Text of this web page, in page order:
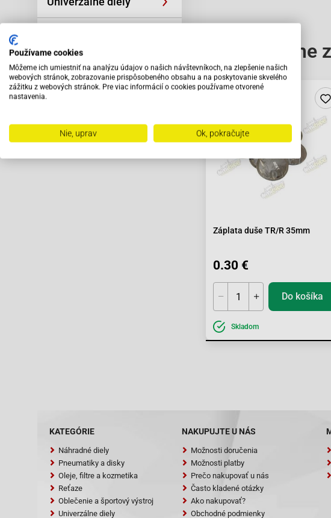
Príslušenstvo
Záplata duše TR/R 35mm
0.30 €
Do košíka
Skladom
KATEGÓRIE
Náhradné diely
Pneumatiky a disky
Oleje, filtre a kozmetika
Reťaze
Oblečenie a športový výstroj
Univerzálne diely
NAKUPUJTE U NÁS
Možnosti doručenia
Možnosti platby
Prečo nakupovať u nás
Často kladené otázky
Ako nakupovať?
Obchodné podmienky
Používame cookies
Môžeme ich umiestniť na analýzu údajov o našich návštevníkoch, na zlepšenie našich
webových stránok, zobrazovanie prispôsobeného obsahu a na poskytovanie skvelého
zážitku z webových stránok. Pre viac informácií o cookies používame otvorené
nastavenia.
Nie, uprav Ok, pokračujte